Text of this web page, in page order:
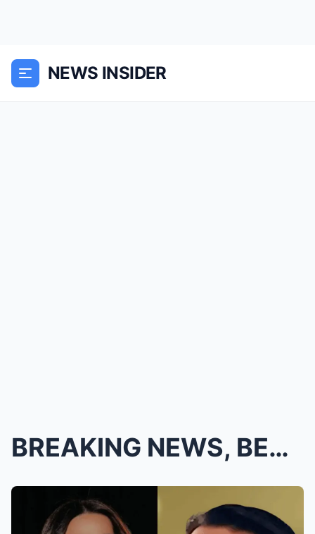
NEWS INSIDER
BREAKING NEWS, BEA Alonzo and VINCENT Co WEDDING I...